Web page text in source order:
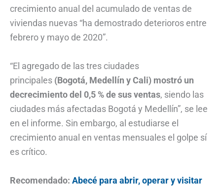
crecimiento anual del acumulado de ventas de
viviendas nuevas “ha demostrado deterioros entre
febrero y mayo de 2020”.
“El agregado de las tres ciudades
principales (Bogotá, Medellín y Cali) mostró un
decrecimiento del 0,5 % de sus ventas, siendo las
ciudades más afectadas Bogotá y Medellín”, se lee
en el informe. Sin embargo, al estudiarse el
crecimiento anual en ventas mensuales el golpe sí
es crítico.
Recomendado: Abecé para abrir, operar y visitar